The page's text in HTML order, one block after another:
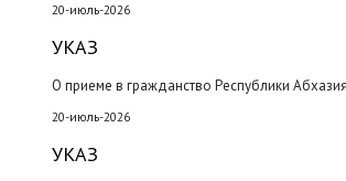
20-июль-2026
УКАЗ
О приеме в гражданство Республики Абхазия
20-июль-2026
УКАЗ